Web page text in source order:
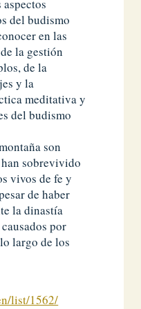
del budismo
en las
la gestión
de la
y la
meditativa y
del budismo
son
sobrevivido
vivos de fe y
de haber
la dinastía
​​por
largo de los
list/1562/